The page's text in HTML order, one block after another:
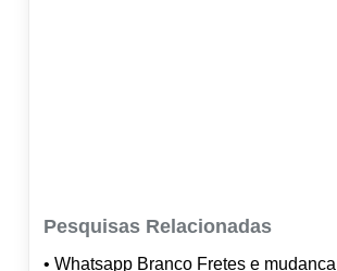
Pesquisas Relacionadas
• Whatsapp Branco Fretes e mudanca